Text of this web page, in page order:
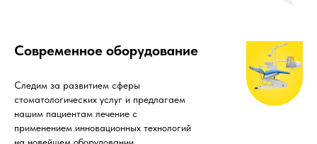
Современное оборудование
Следим за развитием сферы
стоматологических услуг и предлагаем
нашим пациентам лечение с
применением инновационных технологий